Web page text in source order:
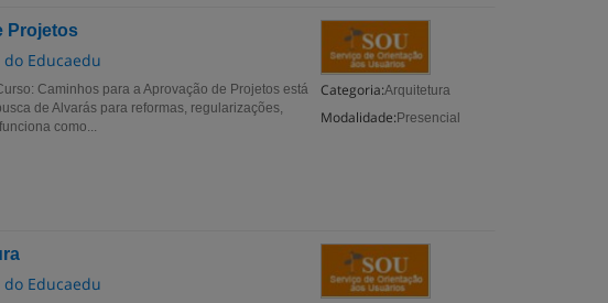
Projetos
Educaedu
Categoria:Arquitetura
Modalidade: Presencial
Caminhos para a Aprovação de Projetos está
de Alvarás para reformas, regularizações,
como...
Educaedu